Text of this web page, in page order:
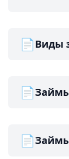
📄Виды
📄
📄